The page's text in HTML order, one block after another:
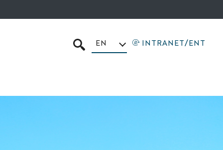
SEARCH
EN INTRANET/ENT